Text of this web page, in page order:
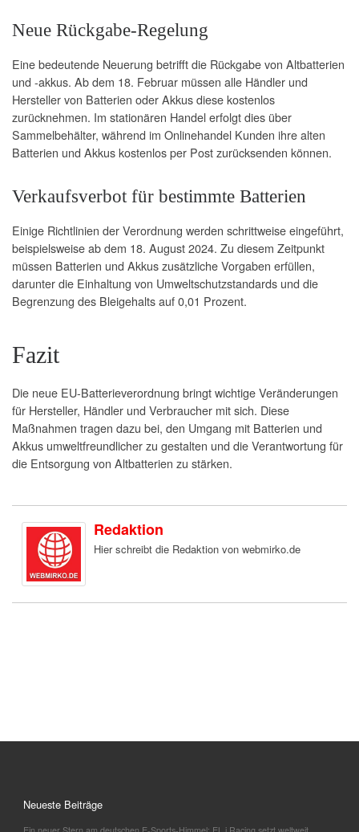
Neue Rückgabe-Regelung
Eine bedeutende Neuerung betrifft die Rückgabe von Altbatterien
und -akkus. Ab dem 18. Februar müssen alle Händler und
Hersteller von Batterien oder Akkus diese kostenlos
zurücknehmen. Im stationären Handel erfolgt dies über
Sammelbehälter, während im Onlinehandel Kunden ihre alten
Batterien und Akkus kostenlos per Post zurücksenden können.
Verkaufsverbot für bestimmte Batterien
Einige Richtlinien der Verordnung werden schrittweise eingeführt,
beispielsweise ab dem 18. August 2024. Zu diesem Zeitpunkt
müssen Batterien und Akkus zusätzliche Vorgaben erfüllen,
darunter die Einhaltung von Umweltschutzstandards und die
Begrenzung des Bleigehalts auf 0,01 Prozent.
Fazit
Die neue EU-Batterieverordnung bringt wichtige Veränderungen
für Hersteller, Händler und Verbraucher mit sich. Diese
Maßnahmen tragen dazu bei, den Umgang mit Batterien und
Akkus umweltfreundlicher zu gestalten und die Verantwortung für
die Entsorgung von Altbatterien zu stärken.
Redaktion
Hier schreibt die Redaktion von webmirko.de
Neueste Beiträge